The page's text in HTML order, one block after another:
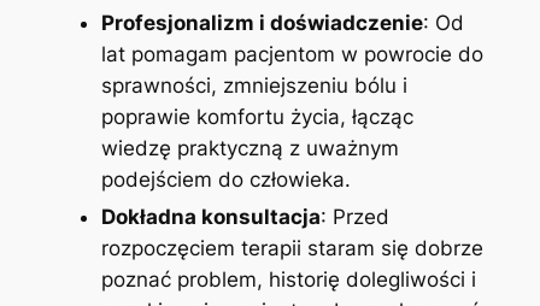
Profesjonalizm i doświadczenie: Od
lat pomagam pacjentom w powrocie do
sprawności, zmniejszeniu bólu i
poprawie komfortu życia, łącząc
wiedzę praktyczną z uważnym
podejściem do człowieka.
Dokładna konsultacja: Przed
rozpoczęciem terapii staram się dobrze
poznać problem, historię dolegliwości i